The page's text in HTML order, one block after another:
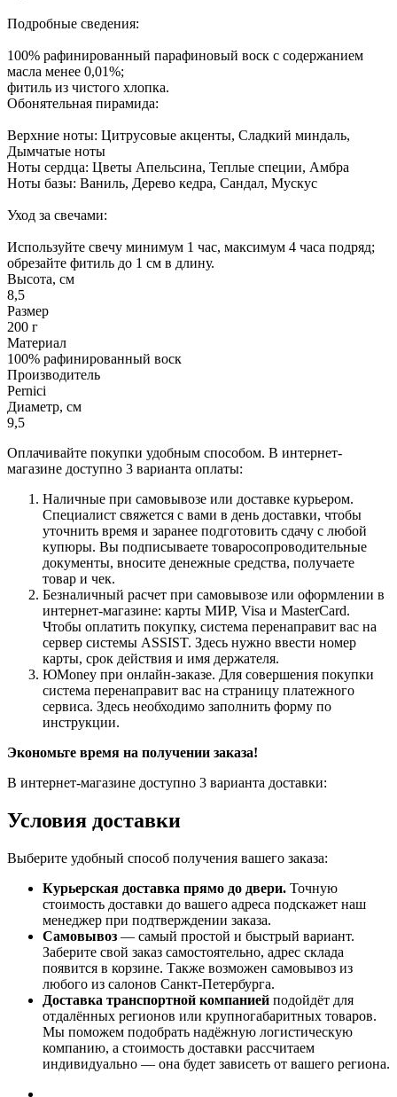
Подробные сведения:
100% рафинированный парафиновый воск с содержанием
масла менее 0,01%;
фитиль из чистого хлопка.
Обонятельная пирамида:
Верхние ноты: Цитрусовые акценты, Сладкий миндаль,
Дымчатые ноты
Ноты сердца: Цветы Апельсина, Теплые специи, Амбра
Ноты базы: Ваниль, Дерево кедра, Сандал, Мускус
Уход за свечами:
Используйте свечу минимум 1 час, максимум 4 часа подряд;
обрезайте фитиль до 1 см в длину.
Высота, см
8,5
Размер
200 г
Материал
100% рафинированный воск
Производитель
Pernici
Диаметр, см
9,5
Оплачивайте покупки удобным способом. В интернет-
магазине доступно 3 варианта оплаты:
Наличные при самовывозе или доставке курьером.
Специалист свяжется с вами в день доставки, чтобы
уточнить время и заранее подготовить сдачу с любой
купюры. Вы подписываете товаросопроводительные
документы, вносите денежные средства, получаете
товар и чек.
Безналичный расчет при самовывозе или оформлении в
интернет-магазине: карты МИР, Visa и MasterCard.
Чтобы оплатить покупку, система перенаправит вас на
сервер системы ASSIST. Здесь нужно ввести номер
карты, срок действия и имя держателя.
ЮMoney при онлайн-заказе. Для совершения покупки
система перенаправит вас на страницу платежного
сервиса. Здесь необходимо заполнить форму по
инструкции.
Экономьте время на получении заказа!
В интернет-магазине доступно 3 варианта доставки:
Условия доставки
Выберите удобный способ получения вашего заказа:
Курьерская доставка прямо до двери. Точную
стоимость доставки до вашего адреса подскажет наш
менеджер при подтверждении заказа.
Самовывоз — самый простой и быстрый вариант.
Заберите свой заказ самостоятельно, адрес склада
появится в корзине. Также возможен самовывоз из
любого из салонов Санкт-Петербурга.
Доставка транспортной компанией подойдёт для
отдалённых регионов или крупногабаритных товаров.
Мы поможем подобрать надёжную логистическую
компанию, а стоимость доставки рассчитаем
индивидуально — она будет зависеть от вашего региона.